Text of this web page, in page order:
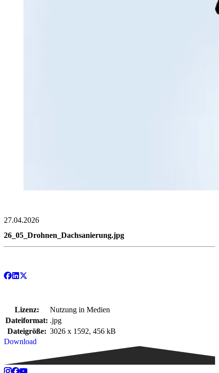
27.04.2026
26_05_Drohnen_Dachsanierung.jpg
Lizenz:
Nutzung in Medien
Dateiformat: .jpg
Dateigröße: 3026 x 1592, 456 kB
Download